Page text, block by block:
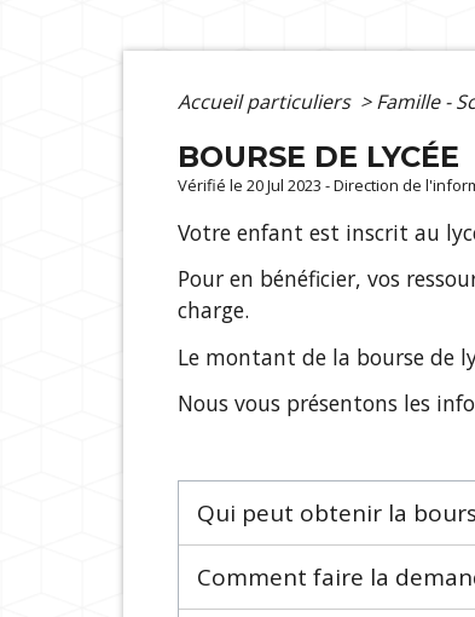
Accueil particuliers > Famille -
BOURSE DE LYCÉE
Vérifié le 20 Jul 2023 - Direction de
Votre enfant est inscrit au
Pour en bénéficier, vos
charge.
Le montant de la bourse de
Nous vous présentons les
Qui peut obtenir la
Comment faire la